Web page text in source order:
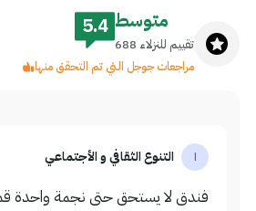
متوسط
تقييم للنزلاء 688
5.4
مراجعات جوجل التي تم التحقق منها
ا التنوع الثقافي و الأجتماعي